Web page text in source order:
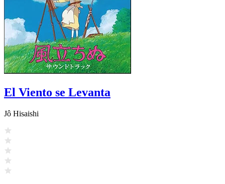
El Viento se Levanta
Jô Hisaishi